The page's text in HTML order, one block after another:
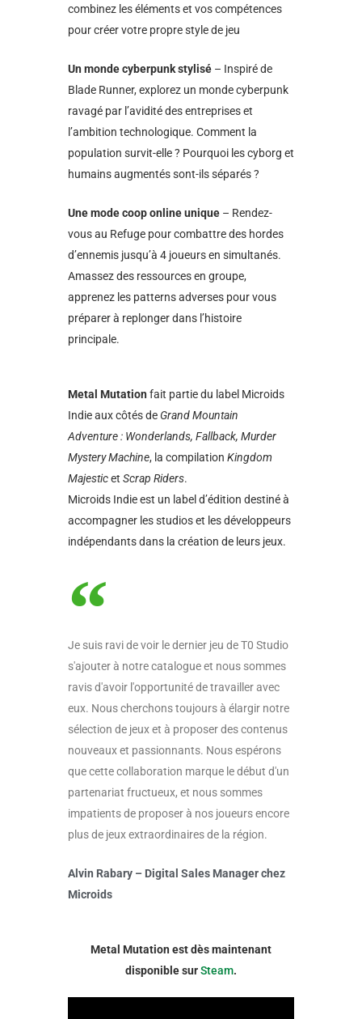
combinez les éléments et vos compétences
pour créer votre propre style de jeu
Un monde cyberpunk stylisé – Inspiré de
Blade Runner, explorez un monde cyberpunk
ravagé par l’avidité des entreprises et
l’ambition technologique. Comment la
population survit-elle ? Pourquoi les cyborg et
humains augmentés sont-ils séparés ?
Une mode coop online unique – Rendez-
vous au Refuge pour combattre des hordes
d’ennemis jusqu’à 4 joueurs en simultanés.
Amassez des ressources en groupe,
apprenez les patterns adverses pour vous
préparer à replonger dans l’histoire
principale.
Metal Mutation fait partie du label Microids
Indie aux côtés de Grand Mountain
Adventure : Wonderlands, Fallback, Murder
Mystery Machine, la compilation Kingdom
Majesticet Scrap Riders.
Microids Indie est un label d’édition destiné à
accompagner les studios et les développeurs
indépendants dans la création de leurs jeux.
Je suis ravi de voir le dernier jeu de T0 Studio
s'ajouter à notre catalogue et nous sommes
ravis d'avoir l'opportunité de travailler avec
eux. Nous cherchons toujours à élargir notre
sélection de jeux et à proposer des contenus
nouveaux et passionnants. Nous espérons
que cette collaboration marque le début d'un
partenariat fructueux, et nous sommes
impatients de proposer à nos joueurs encore
plus de jeux extraordinaires de la région.
Alvin Rabary – Digital Sales Manager chez
Microids
Metal Mutation est dès maintenant
disponible surSteam.